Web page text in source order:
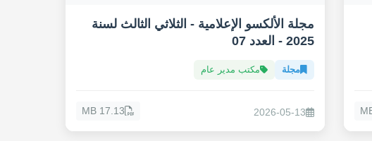
مجلة الألكسو الإعلامية - الثلاثي الثالث لسنة
2025 - العدد 07
مجلة مكتب مدير عام
2026-05-13
17.13 MB